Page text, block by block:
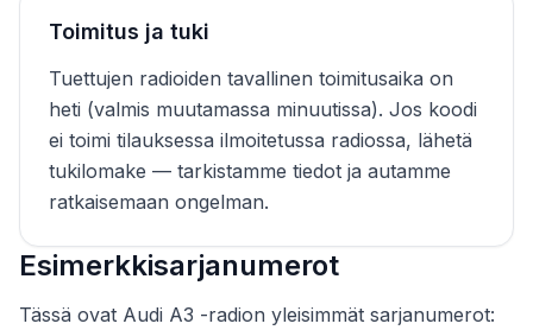
Toimitus ja tuki
Tuettujen radioiden tavallinen toimitusaika on
heti (valmis muutamassa minuutissa). Jos koodi
ei toimi tilauksessa ilmoitetussa radiossa, lähetä
tukilomake — tarkistamme tiedot ja autamme
ratkaisemaan ongelman.
Esimerkkisarjanumerot
Tässä ovat Audi A3 -radion yleisimmät sarjanumerot: